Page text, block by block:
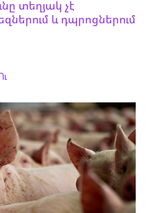
տեղյակ չէ
և դպրոցներում